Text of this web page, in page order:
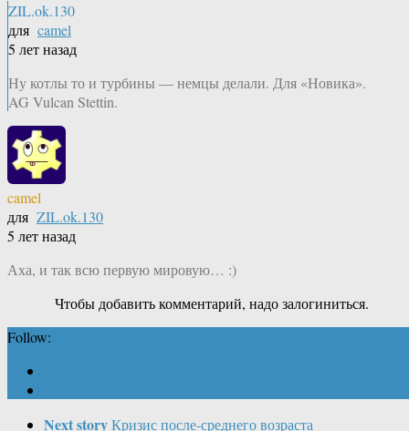
ZIL.ok.130
для camel
5 лет назад
Ну котлы то и турбины — немцы делали. Для «Новика».
AG Vulcan Stettin.
camel
для ZIL.ok.130
5 лет назад
Аха, и так всю первую мировую… :)
Чтобы добавить комментарий, надо залогиниться.
Follow:
Next storyКризис после-среднего возраста